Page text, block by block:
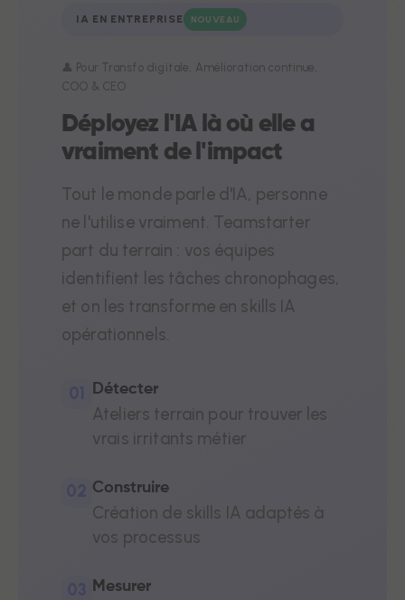
IA EN ENTREPRISE NOUVEAU
👤 Pour Transfo digitale, Amélioration continue,
COO & CEO
Déployez l'IA là où elle a
vraiment de l'impact
Tout le monde parle d'IA, personne
ne l'utilise vraiment. Teamstarter
part du terrain : vos équipes
identifient les tâches chronophages,
et on les transforme en skills IA
opérationnels.
Détecter
Ateliers terrain pour trouver les
vrais irritants métier
Construire
Création de skills IA adaptés à
vos processus
Mesurer